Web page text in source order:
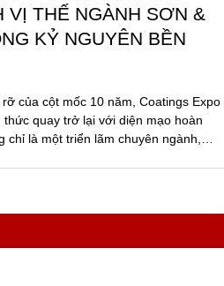
VỊ THẾ NGÀNH SƠN &
KỶ NGUYÊN BỀN
của cột mốc 10 năm, Coatings Expo
quay trở lại với diện mạo hoàn
chỉ là một triển lãm chuyên ngành,